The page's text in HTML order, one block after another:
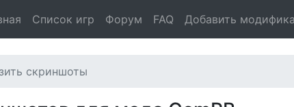
Список игр Форум FAQ Добавить
скриншоты